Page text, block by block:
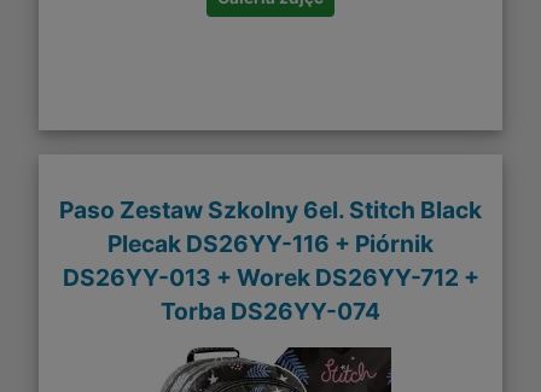
Paso Zestaw Szkolny 6el. Stitch Black
Plecak DS26YY-116 + Piórnik
DS26YY-013 + Worek DS26YY-712 +
Torba DS26YY-074